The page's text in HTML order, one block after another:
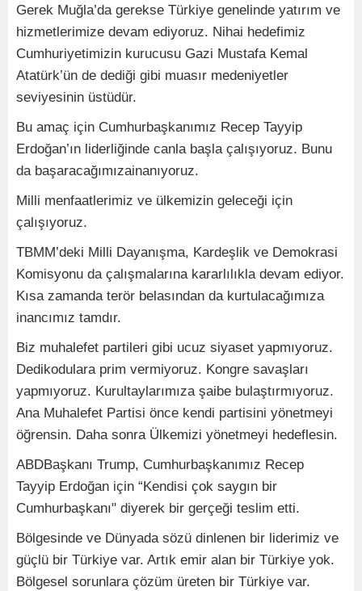
Gerek Muğla’da gerekse Türkiye genelinde yatırım ve
hizmetlerimize devam ediyoruz. Nihai hedefimiz
Cumhuriyetimizin kurucusu Gazi Mustafa Kemal
Atatürk’ün de dediği gibi muasır medeniyetler
seviyesinin üstüdür.
Bu amaç için Cumhurbaşkanımız Recep Tayyip
Erdoğan’ın liderliğinde canla başla çalışıyoruz. Bunu
da başaracağımızainanıyoruz.
Milli menfaatlerimiz ve ülkemizin geleceği için
çalışıyoruz.
TBMM’deki Milli Dayanışma, Kardeşlik ve Demokrasi
Komisyonu da çalışmalarına kararlılıkla devam ediyor.
Kısa zamanda terör belasından da kurtulacağımıza
inancımız tamdır.
Biz muhalefet partileri gibi ucuz siyaset yapmıyoruz.
Dedikodulara prim vermiyoruz. Kongre savaşları
yapmıyoruz. Kurultaylarımıza şaibe bulaştırmıyoruz.
Ana Muhalefet Partisi önce kendi partisini yönetmeyi
öğrensin. Daha sonra Ülkemizi yönetmeyi hedeflesin.
ABDBaşkanı Trump, Cumhurbaşkanımız Recep
Tayyip Erdoğan için “Kendisi çok saygın bir
Cumhurbaşkanı" diyerek bir gerçeği teslim etti.
Bölgesinde ve Dünyada sözü dinlenen bir liderimiz ve
güçlü bir Türkiye var. Artık emir alan bir Türkiye yok.
Bölgesel sorunlara çözüm üreten bir Türkiye var.